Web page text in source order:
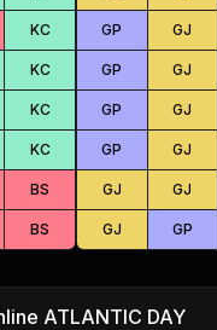
KC
KC
KC
KC
BS
BS
GP GJ
GP GJ
GP GJ
GP GJ
GJ GJ
GJ GP
ATLANTIC DAY